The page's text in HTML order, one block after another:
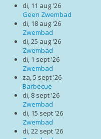
Login
di, 11 aug '26
Geen Zwembad
di, 18 aug '26
Zwembad
di, 25 aug '26
Zwembad
di, 1 sept '26
Zwembad
za, 5 sept '26
Barbecue
di, 8 sept '26
Zwembad
di, 15 sept '26
Zwembad
di, 22 sept '26